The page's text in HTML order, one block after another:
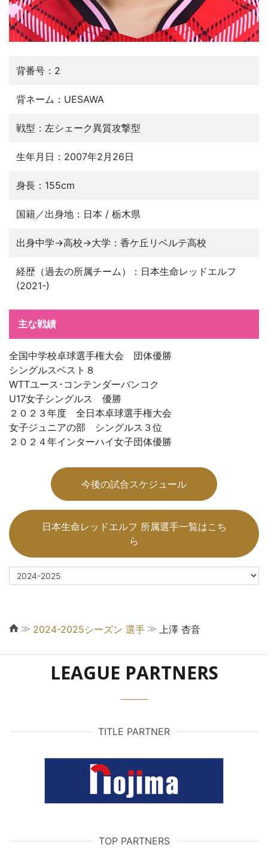
背番号：2
背ネーム：UESAWA
戦型：左シェーク異質攻撃型
生年月日：2007年2月26日
身長：155cm
国籍／出身地：日本 / 栃木県
出身中学→高校→大学：香ケ丘リベルテ高校
経歴（過去の所属チーム）：日本生命レッドエルフ
(2021-)
主な戦績
全国中学校卓球選手権大会 団体優勝
シングルスベスト８
WTTユース･コンテンダーバンコク
U17女子シングルス 優勝
２０２３年度 全日本卓球選手権大会
女子ジュニアの部 シングルス３位
２０２４年インターハイ女子団体優勝
今後の試合スケジュール
日本生命レッドエルフ 所属選手一覧はこち
ら
≫ 2024-2025シーズン 選手 ≫ 上澤 杏音
LEAGUE PARTNERS
TITLE PARTNER
TOP PARTNERS